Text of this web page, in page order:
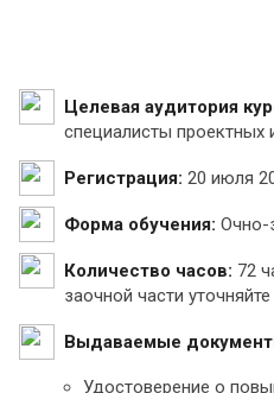
Целевая аудитория
специалисты проектных
Регистрация: 20 июля
Форма обучения: Очно-
Количество часов: 72
заочной части
Выдаваемые
Удостоверение о